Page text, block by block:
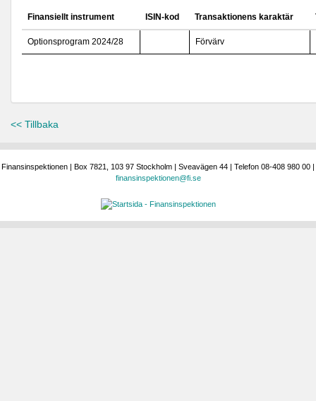
Finansiellt instrument ISIN-kod Transaktionens karaktär
Optionsprogram 2024/28 Förvärv
<< Tillbaka
Finansinspektionen | Box 7821, 103 97 Stockholm | Sveavägen 44 | Telefon 08-408 980 00 |
finansinspektionen@fi.se